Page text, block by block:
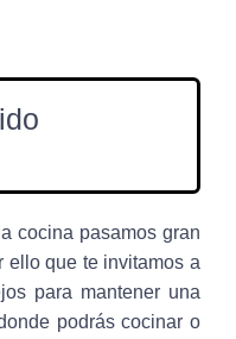
cocina pasamos gran
ello que te invitamos a
para mantener una
podrás cocinar o